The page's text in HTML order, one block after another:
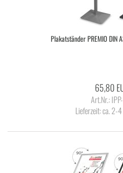
Pla­kat­stän­der PRE­MIO DIN
65,80
Art.Nr.:
Lieferzeit:ca. 2-